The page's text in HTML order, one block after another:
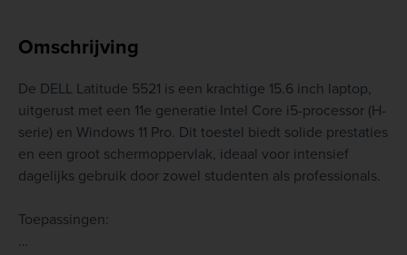
Omschrijving
De DELL Latitude 5521 is een krachtige 15.6 inch laptop,
uitgerust met een 11e generatie Intel Core i5-processor (H-
serie) en Windows 11 Pro. Dit toestel biedt solide prestaties
en een groot schermoppervlak, ideaal voor intensief
dagelijks gebruik door zowel studenten als professionals.
Toepassingen: